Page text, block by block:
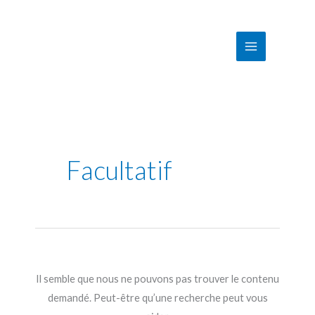
Facultatif
Il semble que nous ne pouvons pas trouver le contenu
demandé. Peut-être qu’une recherche peut vous